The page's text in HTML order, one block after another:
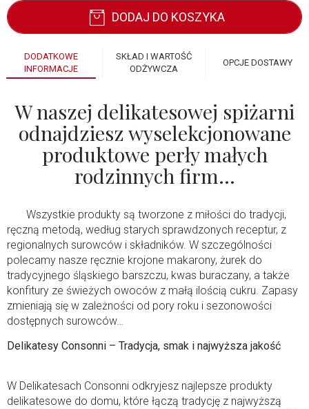
DODAJ DO KOSZYKA
DODATKOWE
INFORMACJE
SKŁAD I WARTOŚĆ
ODŻYWCZA
OPCJE DOSTAWY
W naszej delikatesowej spiżarni
odnajdziesz wyselekcjonowane
produktowe perły małych
rodzinnych firm…
Wszystkie produkty są tworzone z miłości do tradycji,
ręczną metodą, według starych sprawdzonych receptur, z
regionalnych surowców i składników. W szczególności
polecamy nasze ręcznie krojone makarony, żurek do
tradycyjnego śląskiego barszczu, kwas buraczany, a także
konfitury ze świeżych owoców z małą ilością cukru. Zapasy
zmieniają się w zależności od pory roku i sezonowości
dostępnych surowców…
Delikatesy Consonni – Tradycja, smak i najwyższa jakość
W Delikatesach Consonni odkryjesz najlepsze produkty
delikatesowe do domu, które łączą tradycję z najwyższą